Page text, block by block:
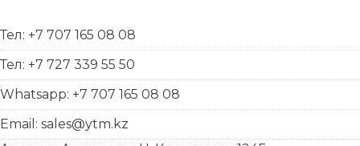
Тел: +7 707 165 08 08
Тел: +7 727 339 55 50
Whatsapp: +7 707 165 08 08
Email: sales@ytm.kz